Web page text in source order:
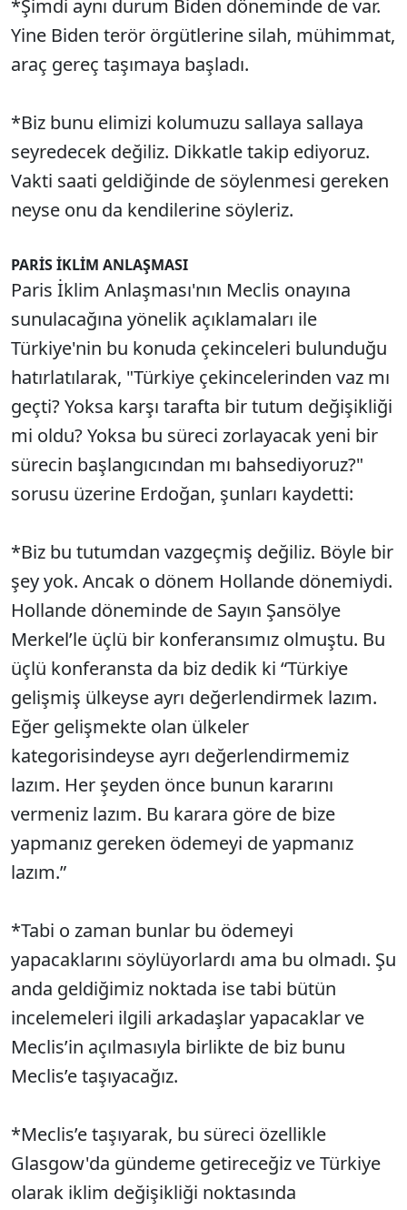
*Şimdi aynı durum Biden döneminde de var.
Yine Biden terör örgütlerine silah, mühimmat,
araç gereç taşımaya başladı.
*Biz bunu elimizi kolumuzu sallaya sallaya
seyredecek değiliz. Dikkatle takip ediyoruz.
Vakti saati geldiğinde de söylenmesi gereken
neyse onu da kendilerine söyleriz.
PARİS İKLİM ANLAŞMASI
Paris İklim Anlaşması'nın Meclis onayına
sunulacağına yönelik açıklamaları ile
Türkiye'nin bu konuda çekinceleri bulunduğu
hatırlatılarak, "Türkiye çekincelerinden vaz mı
geçti? Yoksa karşı tarafta bir tutum değişikliği
mi oldu? Yoksa bu süreci zorlayacak yeni bir
sürecin başlangıcından mı bahsediyoruz?"
sorusu üzerine Erdoğan, şunları kaydetti:
*Biz bu tutumdan vazgeçmiş değiliz. Böyle bir
şey yok. Ancak o dönem Hollande dönemiydi.
Hollande döneminde de Sayın Şansölye
Merkel’le üçlü bir konferansımız olmuştu. Bu
üçlü konferansta da biz dedik ki “Türkiye
gelişmiş ülkeyse ayrı değerlendirmek lazım.
Eğer gelişmekte olan ülkeler
kategorisindeyse ayrı değerlendirmemiz
lazım. Her şeyden önce bunun kararını
vermeniz lazım. Bu karara göre de bize
yapmanız gereken ödemeyi de yapmanız
lazım.”
*Tabi o zaman bunlar bu ödemeyi
yapacaklarını söylüyorlardı ama bu olmadı. Şu
anda geldiğimiz noktada ise tabi bütün
incelemeleri ilgili arkadaşlar yapacaklar ve
Meclis’in açılmasıyla birlikte de biz bunu
Meclis’e taşıyacağız.
*Meclis’e taşıyarak, bu süreci özellikle
Glasgow'da gündeme getireceğiz ve Türkiye
olarak iklim değişikliği noktasında